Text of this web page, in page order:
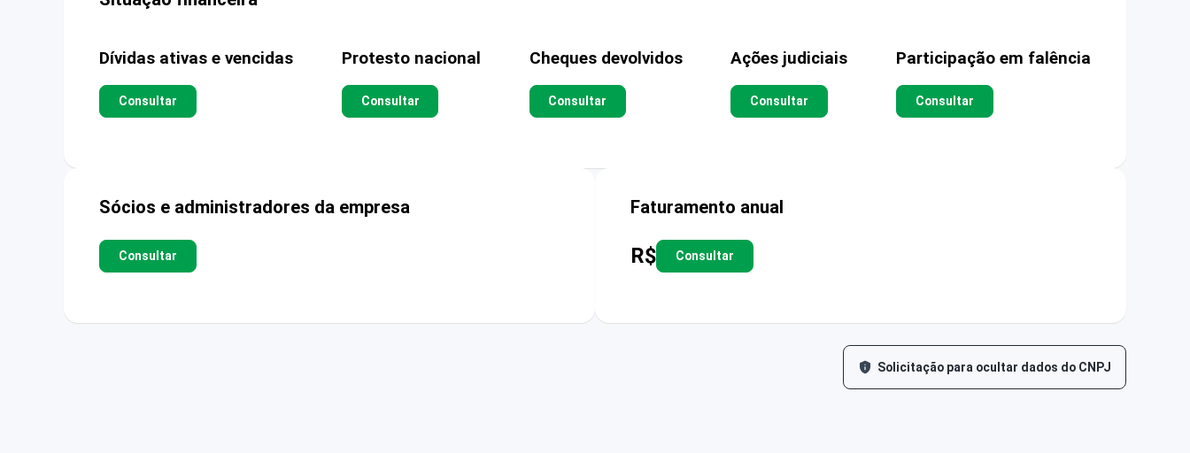
Dívidas ativas e vencidas
Consultar
Protesto nacional
Consultar
Cheques devolvidos
Consultar
Ações judiciais
Consultar
Participação em falência
Consultar
Sócios e administradores da empresa
Consultar
Faturamento anual
R$ Consultar
Solicitação para ocultar dados do CNPJ